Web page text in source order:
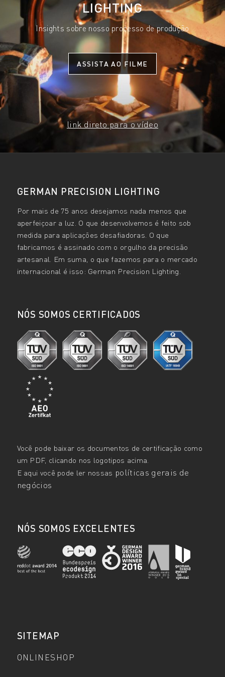
LIGHTING
Insights sobre nosso processo de produção
ASSISTA AO FILME
link direto para o vídeo
GERMAN PRECISION LIGHTING
Por mais de 75 anos desejamos nada menos que
aperfeiçoar a luz. O que desenvolvemos é feito sob
medida para aplicações desafiadoras. O que
fabricamos é assinado com o orgulho da precisão
artesanal. Em suma, o que fazemos para o mercado
internacional é isso: German Precision Lighting.
NÓS SOMOS CERTIFICADOS
Você pode baixar os documentos de certificação como
um PDF, clicando nos logotipos acima.
E aqui você pode ler nossas políticas gerais de
negócios
NÓS SOMOS EXCELENTES
SITEMAP
ONLINESHOP